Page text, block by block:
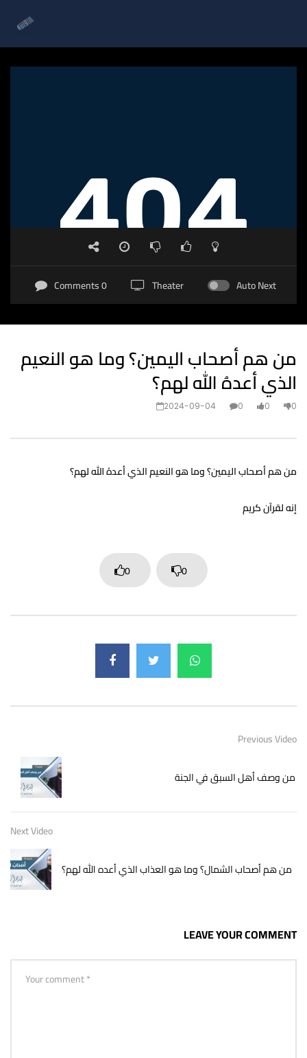
Auto Next
Theater
0 Comments
من هم أصحاب اليمين؟ وما هو النعيم
الذي أعدهُ الله لهم؟
2024-09-04 0 0 0
من هم أصحاب اليمين؟ وما هو النعيم الذي أعدهُ الله لهم؟
إنه لقرآن كريم
0 0
Previous Video
من وصف أهل السبق في الجنة
Next Video
من هم أصحاب الشمال؟ وما هو العذاب الذي أعده الله لهم؟
LEAVE YOUR COMMENT